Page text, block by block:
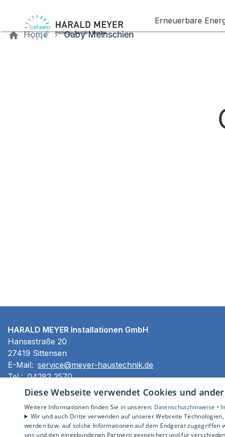
Erneuerbare
Home Gaby Meinschien
HARALD MEYER Installationen GmbH
Hansestraße 20
27419 Sittensen
E-Mail: service@meyer-haustechnik.de
Tel.: 04282 2570
Impressum
Barrierefreiheitserklärung
Datenschutzerklärung
Diese Webseite verwendet Cookies und
Weitere Informationen finden Sie in unseren: Datenschutzhinweise •
Wir und auch Dritte verwenden auf unserer Webseite
werden bzw. auf solche Informationen auf dem Endgerät zugegriffen
uns und den eingebundenen Partnern gespeichert und für